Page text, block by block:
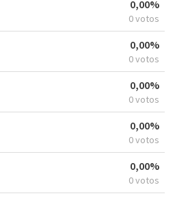
0,00%
0 votos
0,00%
0 votos
0,00%
0 votos
0,00%
0 votos
0,00%
0 votos